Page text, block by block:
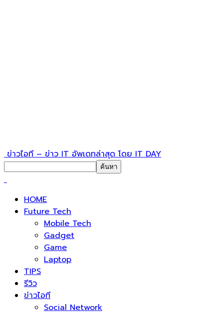
ข่าวไอที – ข่าว IT อัพเดทล่าสุด โดย IT DAY
HOME
Future Tech
Mobile Tech
Gadget
Game
Laptop
TIPS
รีวิว
ข่าวไอที
Social Network